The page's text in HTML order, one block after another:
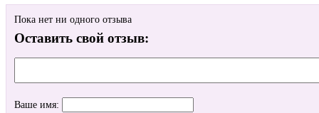
Пока нет ни одного отзыва
Оставить свой отзыв:
Ваше имя: